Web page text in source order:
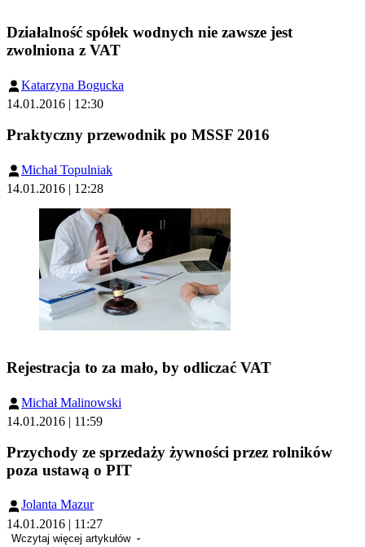
Działalność spółek wodnych nie zawsze jest
zwolniona z VAT
Katarzyna Bogucka
14.01.2016 | 12:30
Praktyczny przewodnik po MSSF 2016
Michał Topulniak
14.01.2016 | 12:28
Rejestracja to za mało, by odliczać VAT
Michał Malinowski
14.01.2016 | 11:59
Przychody ze sprzedaży żywności przez rolników
poza ustawą o PIT
Jolanta Mazur
14.01.2016 | 11:27
Wczytaj więcej artykułów